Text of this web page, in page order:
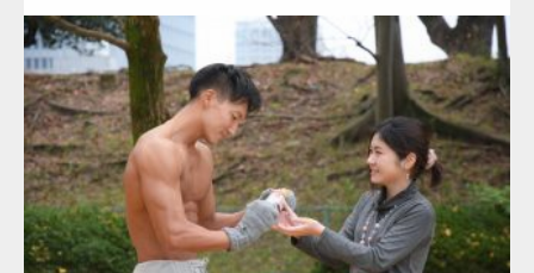
Update:2021.07.8
Category:公園のマッチョ その他 AKIHITO(細マッチョ) 上腕三頭筋
肩
ダウンロード